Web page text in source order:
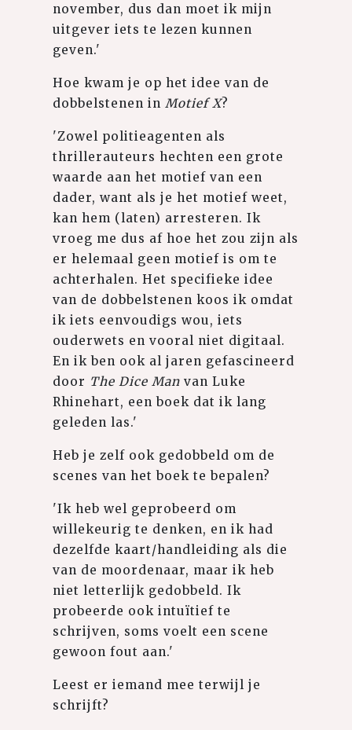
november, dus dan moet ik mijn
uitgever iets te lezen kunnen
geven.'
Hoe kwam je op het idee van de
dobbelstenen in Motief X?
'Zowel politieagenten als
thrillerauteurs hechten een grote
waarde aan het motief van een
dader, want als je het motief weet,
kan hem (laten) arresteren. Ik
vroeg me dus af hoe het zou zijn als
er helemaal geen motief is om te
achterhalen. Het specifieke idee
van de dobbelstenen koos ik omdat
ik iets eenvoudigs wou, iets
ouderwets en vooral niet digitaal.
En ik ben ook al jaren gefascineerd
door The Dice Man van Luke
Rhinehart, een boek dat ik lang
geleden las.'
Heb je zelf ook gedobbeld om de
scenes van het boek te bepalen?
'Ik heb wel geprobeerd om
willekeurig te denken, en ik had
dezelfde kaart/handleiding als die
van de moordenaar, maar ik heb
niet letterlijk gedobbeld. Ik
probeerde ook intuïtief te
schrijven, soms voelt een scene
gewoon fout aan.'
Leest er iemand mee terwijl je
schrijft?